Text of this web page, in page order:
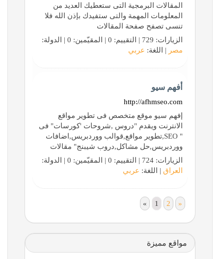
المقالات البرمجية التى ستعطيك العديد من
المعلومات المهمة والتى ستفيدك بإذن الله فلا
تنسى تصفح صفحة المقالات
الزيارات: 729 | التقييم: 0 | المقيّمين: 0 | الدولة:
مصر | اللغة: عربي
أفهم سيو
http://afhmseo.com
إفهم سيو موقع متخصص فى تطوير مواقع
الانترنت ويقدم "دروس ,شروحات 'كورسات" فى
" SEO,تطوير مواقع,قوالب ووردبريس,اضافات
ووردبريس,حل مشاكل,دروب شيبنج" مقالات
الزيارات: 724 | التقييم: 0 | المقيّمين: 0 | الدولة:
العراق | اللغة: عربي
« 1 2 »
مواقع مميزة